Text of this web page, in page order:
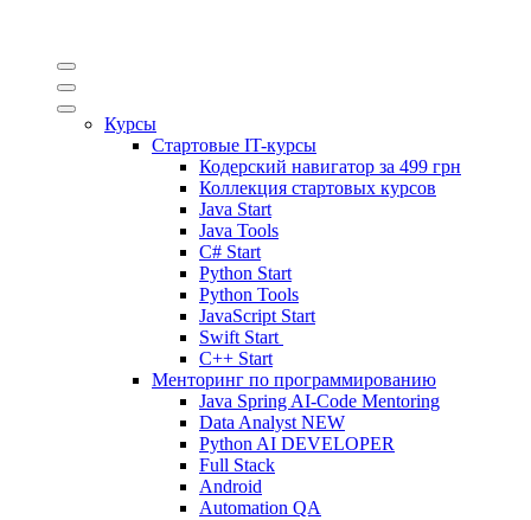
Курсы
Стартовые IT-курсы
Кодерский навигатор за 499 грн
Коллекция стартовых курсов
Java Start
Java Tools
C# Start
Python Start
Python Tools
JavaScript Start
Swift Start
C++ Start
Менторинг по программированию
Java Spring AI-Code Mentoring
Data Analyst NEW
Python AI DEVELOPER
Full Stack
Android
Automation QA